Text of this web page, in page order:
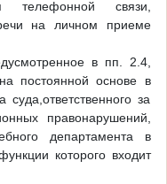
телефонной связи,
на личном приеме
в пп. 2.4,
постоянной основе в
за
правонарушений,
департамента в
которого входит